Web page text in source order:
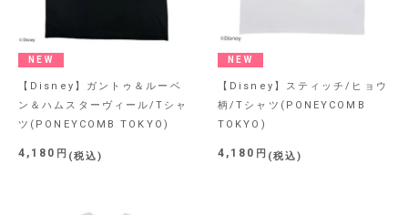
NEW
【Disney】ガントゥ＆ルーベ
ン＆ハムスターヴィール/Tシャ
ツ(PONEYCOMB TOKYO)
4,180 税込
NEW
【Disney】スティッチ/ヒョウ
柄/Tシャツ(PONEYCOMB
TOKYO)
4,180 税込